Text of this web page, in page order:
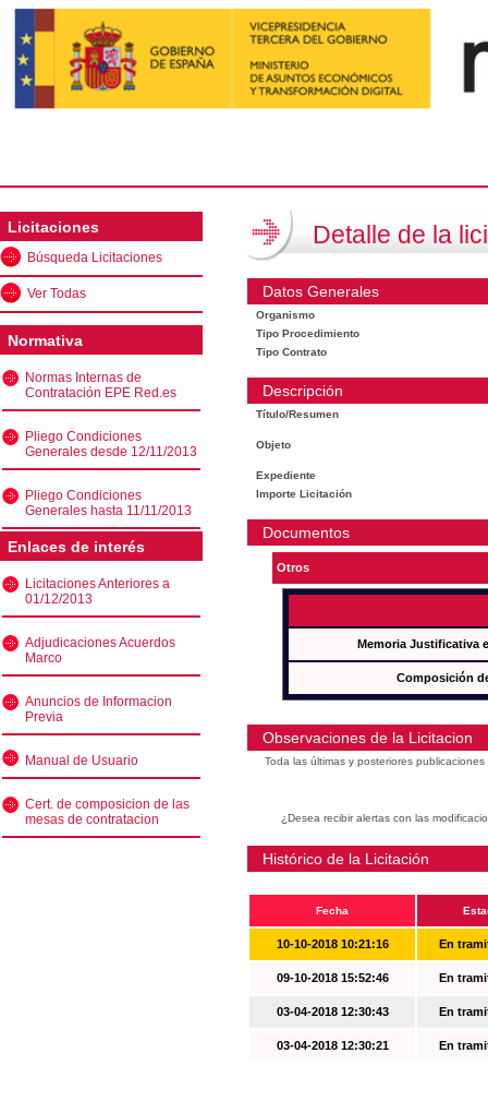
Licitaciones
Búsqueda Licitaciones
Ver Todas
Normativa
Normas Internas de
Contratación EPE Red.es
Pliego Condiciones
Generales desde 12/11/2013
Pliego Condiciones
Generales hasta 11/11/2013
Enlaces de interés
Licitaciones Anteriores a
01/12/2013
Adjudicaciones Acuerdos
Marco
Anuncios de Informacion
Previa
Manual de Usuario
Cert. de composicion de las
mesas de contratacion
Detalle de la
Datos Generales
Organismo
Tipo Procedimiento
Tipo Contrato
Descripción
Título/Resumen
Objeto
Expediente
Importe Licitación
Documentos
Otros
Memoria Justificativa
Composición
Observaciones de la Licitacion
Toda las últimas y posteriores
¿Desea recibir alertas con las
Histórico de la Licitación
Fecha
10-10-2018 10:21:16 En
09-10-2018 15:52:46 En
03-04-2018 12:30:43 En
03-04-2018 12:30:21 En